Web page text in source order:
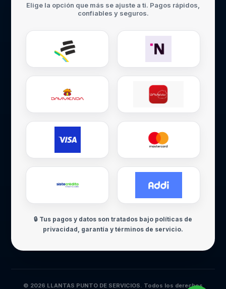
Elige la opción que más se ajuste a ti. Pagos rápidos,
confiables y seguros.
🔒 Tus pagos y datos son tratados bajo políticas de
privacidad, garantía y términos de servicio.
© 2026 LLANTAS PUNTO DE SERVICIOS. Todos los derechos